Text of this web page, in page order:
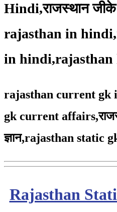
Hindi,राजस्थान जीके
rajasthan in
in hindi,rajasthan
rajasthan current gk
gk current affairs,
ज्ञान,rajasthan static
Rajasthan